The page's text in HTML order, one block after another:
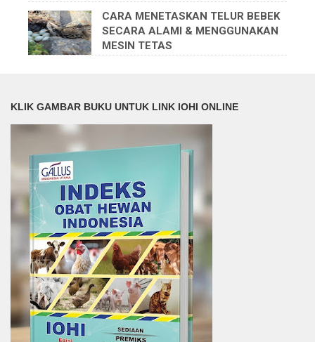
CARA MENETASKAN TELUR BEBEK
SECARA ALAMI & MENGGUNAKAN
MESIN TETAS
KLIK GAMBAR BUKU UNTUK LINK IOHI ONLINE